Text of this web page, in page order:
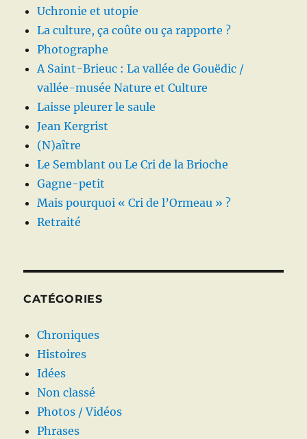
Uchronie et utopie
La culture, ça coûte ou ça rapporte ?
Photographe
A Saint-Brieuc : La vallée de Gouëdic /
vallée-musée Nature et Culture
Laisse pleurer le saule
Jean Kergrist
(N)aître
Le Semblant ou Le Cri de la Brioche
Gagne-petit
Mais pourquoi « Cri de l’Ormeau » ?
Retraité
CATÉGORIES
Chroniques
Histoires
Idées
Non classé
Photos / Vidéos
Phrases